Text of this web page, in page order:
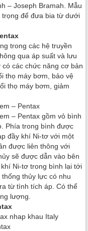
– Joseph Bramah. Mẫu
để đưa bia từ dưới
trong các hệ truyền
qua áp suất và lưu
các chức năng cơ bản
thọ máy bơm, bảo vệ
thọ máy bơm, giảm
– Pentax
– Pentax gồm vỏ bình
Phía trong bình được
đầy khí Ni-tơ với một
được liên thông với
sẽ được dẫn vào bên
Ni-tơ trong bình lại tới
thủy lực có nhu
từ tình tích áp. Có thể
lượng.
nhap khau Italy